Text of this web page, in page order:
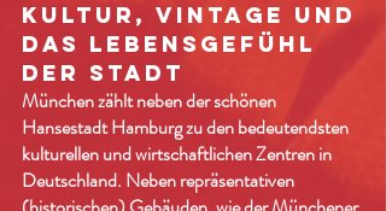
KULTUR, VINTAGE UND
DAS LEBENSGEFÜHL
DER STADT
München zählt neben der schönen
Hansestadt Hamburg zu den bedeutendsten
kulturellen und wirtschaftlichen Zentren in
Deutschland. Neben repräsentativen